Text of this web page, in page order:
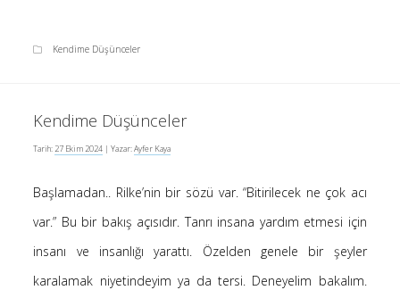
Kendime Düşünceler
Kendime Düşünceler
Tarih: 27 Ekim 2024 | Yazar:Ayfer Kaya
Başlamadan.. Rilke’nin bir sözü var. “Bitirilecek ne çok acı
var.” Bu bir bakış açısıdır. Tanrı insana yardım etmesi için
insanı ve insanlığı yarattı. Özelden genele bir şeyler
karalamak niyetindeyim ya da tersi. Deneyelim bakalım.